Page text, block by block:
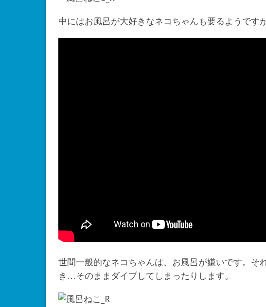
中にはお風呂が大好きなネコちゃんも要るようです
世間一般的なネコちゃんは、お風呂が嫌いです。そ
き…そのままダイブしてしまったりします。